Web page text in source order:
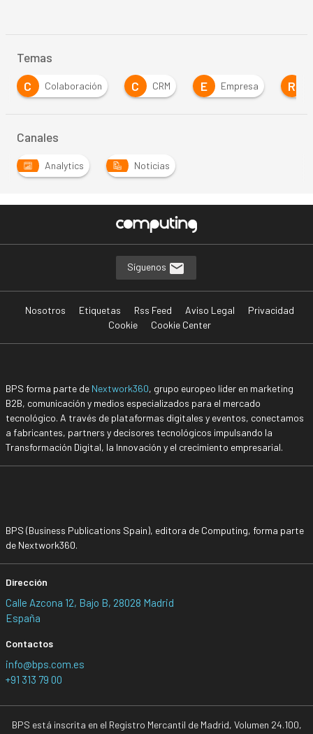
Temas
C
Colaboración C CRM E Empresa R
Canales
Analytics Noticias
Síguenos
Nosotros Etiquetas Rss Feed Aviso Legal
Privacidad
Cookie
Cookie Center
BPS forma parte de Nextwork360, grupo europeo líder en marketing
B2B, comunicación y medios especializados para el mercado
tecnológico. A través de plataformas digitales y eventos, conectamos
a fabricantes, partners y decisores tecnológicos impulsando la
Transformación Digital, la Innovación y el crecimiento empresarial.
BPS (Business Publications Spain), editora de Computing, forma parte
de Nextwork360.
Dirección
Calle Azcona 12, Bajo B, 28028 Madrid
España
Contactos
info@bps.com.es
+91 313 79 00
BPS está inscrita en el Registro Mercantil de Madrid, Volumen 24.100,